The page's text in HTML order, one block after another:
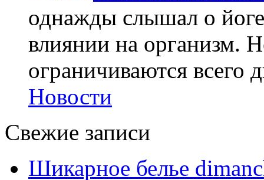
однажды слышал о
влиянии на организм.
ограничиваются всего
Новости
Свежие записи
Шикарное белье